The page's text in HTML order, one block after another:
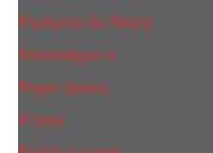
Parfums de Marly
Penhaligon's
Pepe Jeans
Prada